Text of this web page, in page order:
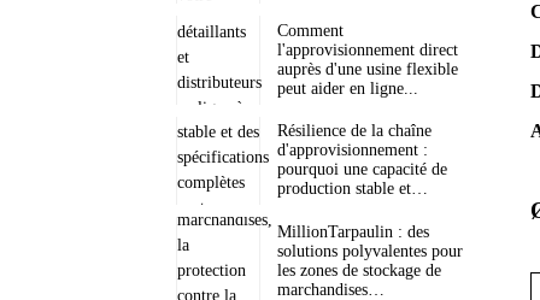
Comment
l'approvisionnement direct
auprès d'une usine flexible
peut aider en ligne...
Résilience de la chaîne
d'approvisionnement :
pourquoi une capacité de
production stable et…
MillionTarpaulin : des
solutions polyvalentes pour
les zones de stockage de
marchandises…